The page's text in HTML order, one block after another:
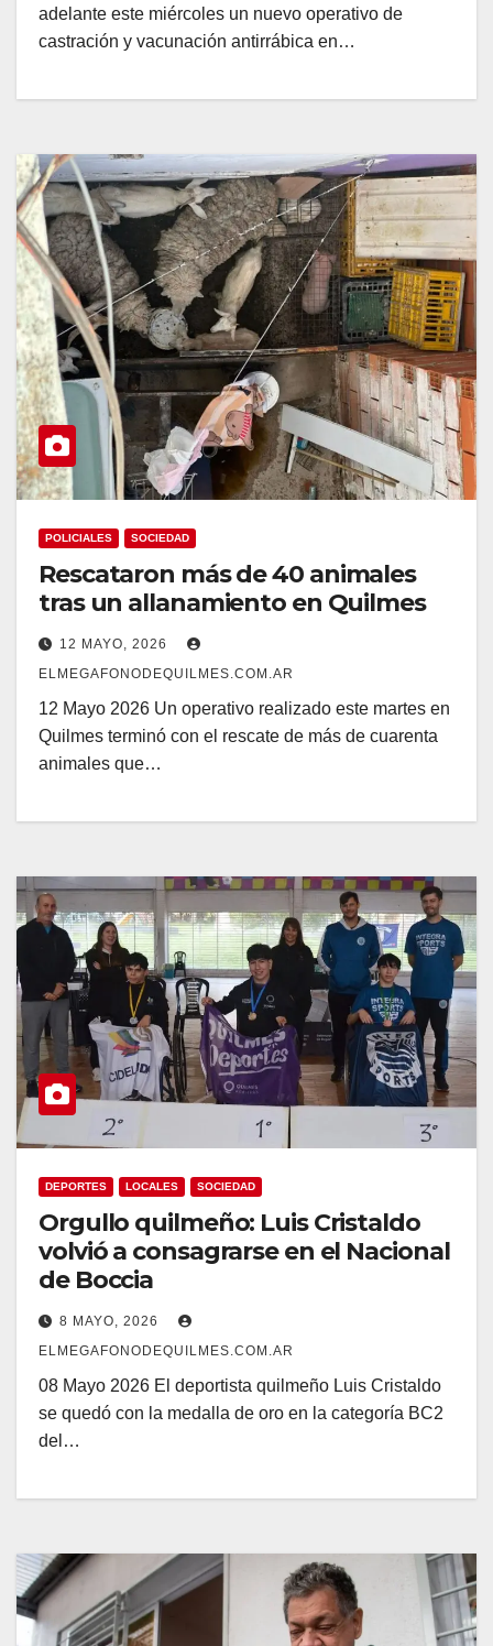
adelante este miércoles un nuevo operativo de
castración y vacunación antirrábica en…
POLICIALES SOCIEDAD
Rescataron más de 40 animales
tras un allanamiento en Quilmes
12 MAYO, 2026
ELMEGAFONODEQUILMES.COM.AR
12 Mayo 2026 Un operativo realizado este martes en
Quilmes terminó con el rescate de más de cuarenta
animales que…
DEPORTES LOCALES SOCIEDAD
Orgullo quilmeño: Luis Cristaldo
volvió a consagrarse en el Nacional
de Boccia
8 MAYO, 2026
ELMEGAFONODEQUILMES.COM.AR
08 Mayo 2026 El deportista quilmeño Luis Cristaldo
se quedó con la medalla de oro en la categoría BC2
del…